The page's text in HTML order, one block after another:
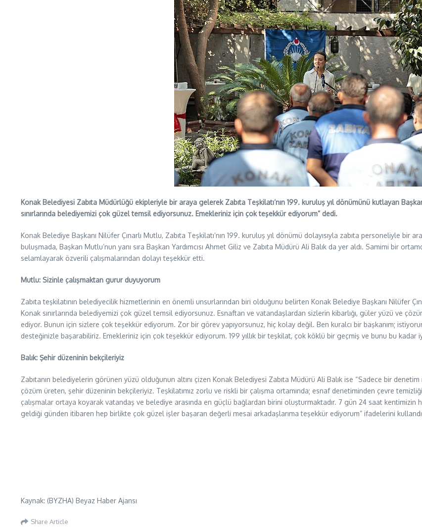
Konak Belediyesi Zabıta Müdürlüğü ekipleriyle bir araya gelerek Zabıta Teşkilatı’nın 199. kuruluş yıl dönümünü kutlayan
sınırlarında belediyemizi çok güzel temsil ediyorsunuz. Emekleriniz için çok teşekkür ediyorum” dedi.
Konak Belediye Başkanı Nilüfer Çınarlı Mutlu, Zabıta Teşkilatı’nın 199. kuruluş yıl dönümü dolayısıyla zabıta personeliyle
buluşmada, Başkan Mutlu’nun yanı sıra Başkan Yardımcısı Ahmet Giliz ve Zabıta Müdürü Ali Balık da yer aldı. Samimi bir
selamlayarak özverili çalışmalarından dolayı teşekkür etti.
Mutlu: Sizinle çalışmaktan gurur duyuyorum
Zabıta teşkilatının belediyecilik hizmetlerinin en önemli unsurlarından biri olduğunu belirten Konak Belediye Başkanı Nilüfer
Konak sınırlarında belediyemizi çok güzel temsil ediyorsunuz. Esnaftan ve vatandaşlardan sizlerin kibarlığı, güler yüzü ve
ediyor. Bunun için sizlere çok teşekkür ediyorum. Zor bir görev yapıyorsunuz, hiç kolay değil. Ben kuralcı bir başkanım;
desteğinizle başarabiliriz. Emekleriniz için çok teşekkür ediyorum. 199 yıllık bir teşkilat, çok köklü bir geçmiş ve bunu bu kadar
Balık: Şehir düzeninin bekçileriyiz
Zabıtanın belediyelerin görünen yüzü olduğunun altını çizen Konak Belediyesi Zabıta Müdürü Ali Balık ise “Sadece bir denetim
çözüm üreten, şehir düzeninin bekçileriyiz. Teşkilatımız zorlu ve riskli bir çalışma ortamında; esnaf denetiminden çevre
çalışmalar ortaya koyarak vatandaş ve belediye arasında en güçlü bağlardan birini oluşturmaktadır. 7 gün 24 saat kentimizin
geldiği günden itibaren hep birlikte çok güzel işler başaran değerli mesai arkadaşlarıma teşekkür ediyorum” ifadelerini
Kaynak: (BYZHA) Beyaz Haber Ajansı
Share Article